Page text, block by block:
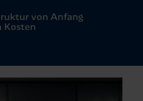
von Anfang
Kosten